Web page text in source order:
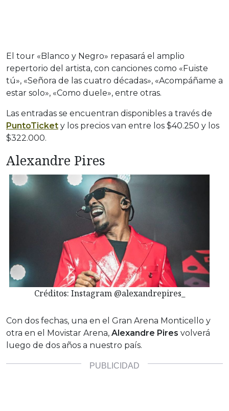
El tour «Blanco y Negro» repasará el amplio
repertorio del artista, con canciones como «Fuiste
tú», «Señora de las cuatro décadas», «Acompáñame a
estar solo», «Como duele», entre otras.
Las entradas se encuentran disponibles a través de
PuntoTicket y los precios van entre los $40.250 y los
$322.000.
Alexandre Pires
Créditos: Instagram @alexandrepires_
Con dos fechas, una en el Gran Arena Monticello y
otra en el Movistar Arena, Alexandre Pires volverá
luego de dos años a nuestro país.